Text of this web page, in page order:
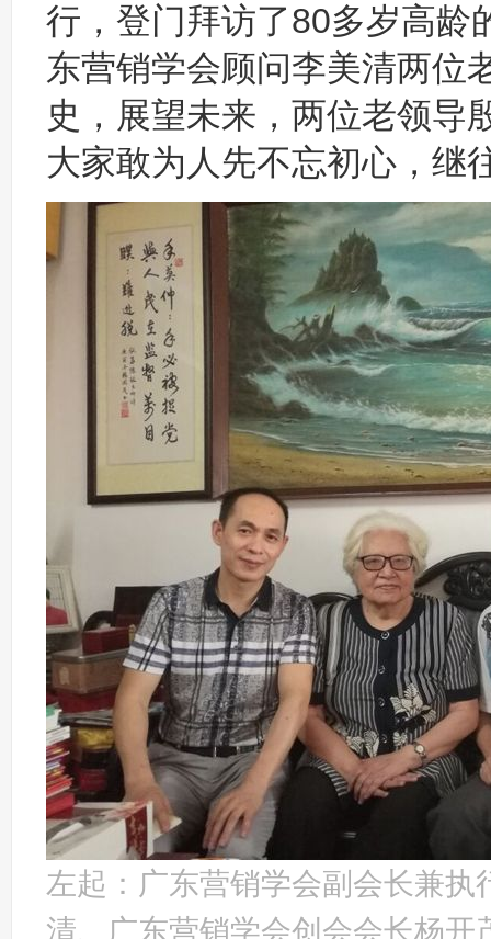
行，登门拜访了80多岁高龄
东营销学会顾问李美清两位
史，展望未来，两位老领导
大家敢为人先不忘初心，继
左起：广东营销学会副会长兼
清、广东营销学会创会会长杨